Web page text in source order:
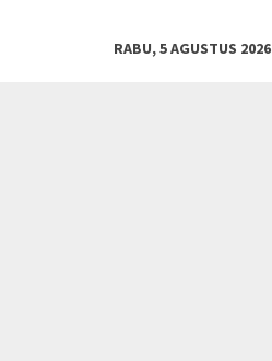
RABU, 5 AGUSTUS 2026